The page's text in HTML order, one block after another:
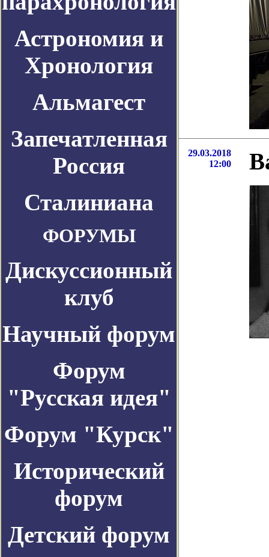
Астрономия и
Хронология
Альмагест
Запечатленная
Россия
Сталиниана
ФОРУМЫ
Дискуссионный
клуб
Научный форум
Форум
"Русская идея"
Форум "Курск"
Исторический
форум
Детский форум
29.03.2018
12:00